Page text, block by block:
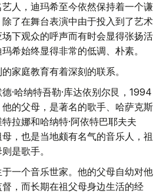
人，迪玛希至今依然保持着一个谦
了在舞台表演中由于投入到了艺术
下观众的呼声而有时会显得张扬活
希始终显得非常的低调、朴素。
家庭教育有着深刻的联系。
·哈纳特吾勒·库达依别尔艮，1994
的父母，是著名的歌手、哈萨克斯
拉娜和哈纳特·阿依特巴耶夫夫
，也是当地颇有名气的音乐人，祖
是歌手。
一个音乐世家。他的父母自幼对他
，而长期在祖父母身边生活的经